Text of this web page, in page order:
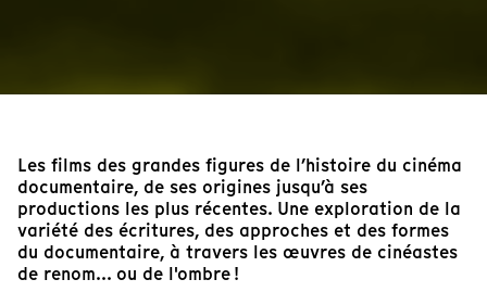
Les films des grandes figures de l’histoire du cinéma
documentaire, de ses origines jusqu’à ses
productions les plus récentes. Une exploration de la
variété des écritures, des approches et des formes
du documentaire, à travers les œuvres de cinéastes
de renom... ou de l'ombre !